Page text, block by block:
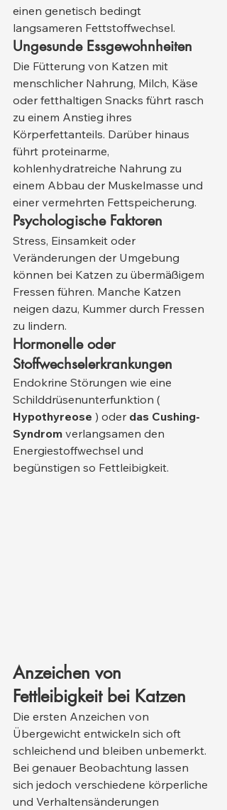
einen genetisch bedingt
langsameren Fettstoffwechsel.
Ungesunde Essgewohnheiten
Die Fütterung von Katzen mit
menschlicher Nahrung, Milch, Käse
oder fetthaltigen Snacks führt rasch
zu einem Anstieg ihres
Körperfettanteils. Darüber hinaus
führt proteinarme,
kohlenhydratreiche Nahrung zu
einem Abbau der Muskelmasse und
einer vermehrten Fettspeicherung.
Psychologische Faktoren
Stress, Einsamkeit oder
Veränderungen der Umgebung
können bei Katzen zu übermäßigem
Fressen führen. Manche Katzen
neigen dazu, Kummer durch Fressen
zu lindern.
Hormonelle oder
Stoffwechselerkrankungen
Endokrine Störungen wie eine
Schilddrüsenunterfunktion (
Hypothyreose ) oder das Cushing-
Syndrom verlangsamen den
Energiestoffwechsel und
begünstigen so Fettleibigkeit.
Anzeichen von
Fettleibigkeit bei Katzen
Die ersten Anzeichen von
Übergewicht entwickeln sich oft
schleichend und bleiben unbemerkt.
Bei genauer Beobachtung lassen
sich jedoch verschiedene körperliche
und Verhaltensänderungen